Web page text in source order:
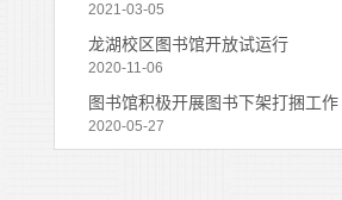
2021-03-05
龙湖校区图书馆开放试运行
2020-11-06
图书馆积极开展图书下架打捆工作
2020-05-27